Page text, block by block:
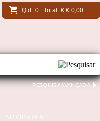
Qtd: 0 Total: €€ 0,00
PESQUISA AVANÇADA
NOVIDADES